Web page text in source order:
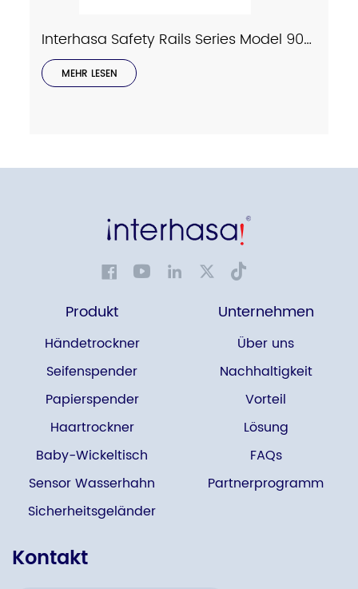
Interhasa Safety Rails Series Model 9023
MEHR LESEN
Produkt
Händetrockner
Seifenspender
Papierspender
Haartrockner
Baby-Wickeltisch
Sensor Wasserhahn
Sicherheitsgeländer
Unternehmen
Über uns
Nachhaltigkeit
Vorteil
Lösung
FAQs
Partnerprogramm
Kontakt